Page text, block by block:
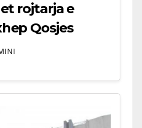
rojtarja e
Qosjes